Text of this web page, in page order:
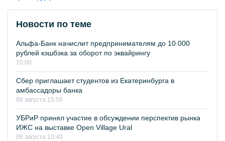
Новости по теме
Альфа-Банк начислит предпринимателям до 10 000
рублей кэшбэка за оборот по эквайрингу
10:00
Сбер приглашает студентов из Екатеринбурга в
амбассадоры банка
06 августа 15:56
УБРиР принял участие в обсуждении перспектив рынка
ИЖС на выставке Open Village Ural
06 августа 10:40